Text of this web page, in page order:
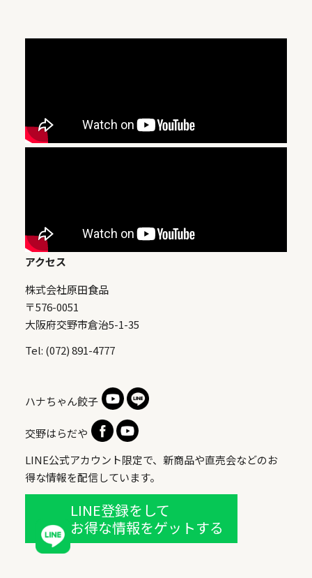
アクセス
株式会社原田食品
〒576-0051
大阪府交野市倉治5-1-35
Tel: (072) 891-4777
ハナちゃん餃子
交野はらだや
LINE公式アカウント限定で、新商品や直売会などのお
得な情報を配信しています。
LINE登録をして
お得な情報をゲットする